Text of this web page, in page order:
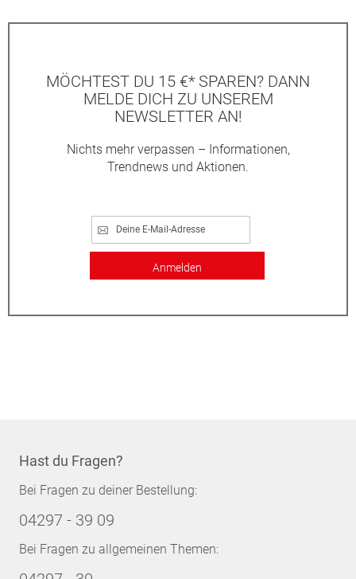
MÖCHTEST DU 15 €* SPAREN? DANN
MELDE DICH ZU UNSEREM
NEWSLETTER AN!
Nichts mehr verpassen – Informationen,
Trendnews und Aktionen.
Anmelden
Hast du Fragen?
Bei Fragen zu deiner Bestellung:
04297 - 39 09
Bei Fragen zu allgemeinen Themen: